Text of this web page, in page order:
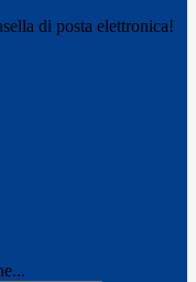
di posta elettronica!